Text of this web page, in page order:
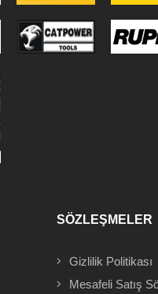
SÖZLEŞMELER
Gizlilik Politikası
Mesafeli Satış